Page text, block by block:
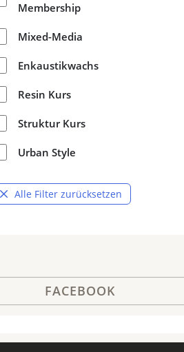
Membership
Mixed-Media
Enkaustikwachs
Resin Kurs
Struktur Kurs
Urban Style
Alle Filter zurücksetzen
FACEBOOK